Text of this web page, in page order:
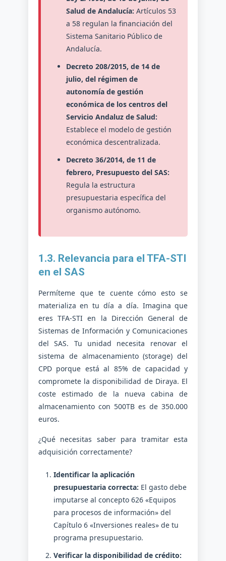
Salud de Andalucía: Artículos 53
a 58 regulan la financiación del
Sistema Sanitario Público de
Andalucía.
Decreto 208/2015, de 14 de
julio, del régimen de
autonomía de gestión
económica de los centros del
Servicio Andaluz de Salud:
Establece el modelo de gestión
económica descentralizada.
Decreto 36/2014, de 11 de
febrero, Presupuesto del SAS:
Regula la estructura
presupuestaria específica del
organismo autónomo.
1.3. Relevancia para el TFA-STI
en el SAS
Permíteme que te cuente cómo esto se
materializa en tu día a día. Imagina que
eres TFA-STI en la Dirección General de
Sistemas de Información y Comunicaciones
del SAS. Tu unidad necesita renovar el
sistema de almacenamiento (storage) del
CPD porque está al 85% de capacidad y
compromete la disponibilidad de Diraya. El
coste estimado de la nueva cabina de
almacenamiento con 500TB es de 350.000
euros.
¿Qué necesitas saber para tramitar esta
adquisición correctamente?
Identificar la aplicación
presupuestaria correcta: El gasto debe
imputarse al concepto 626 «Equipos
para procesos de información» del
Capítulo 6 «Inversiones reales» de tu
programa presupuestario.
Verificar la disponibilidad de crédito: